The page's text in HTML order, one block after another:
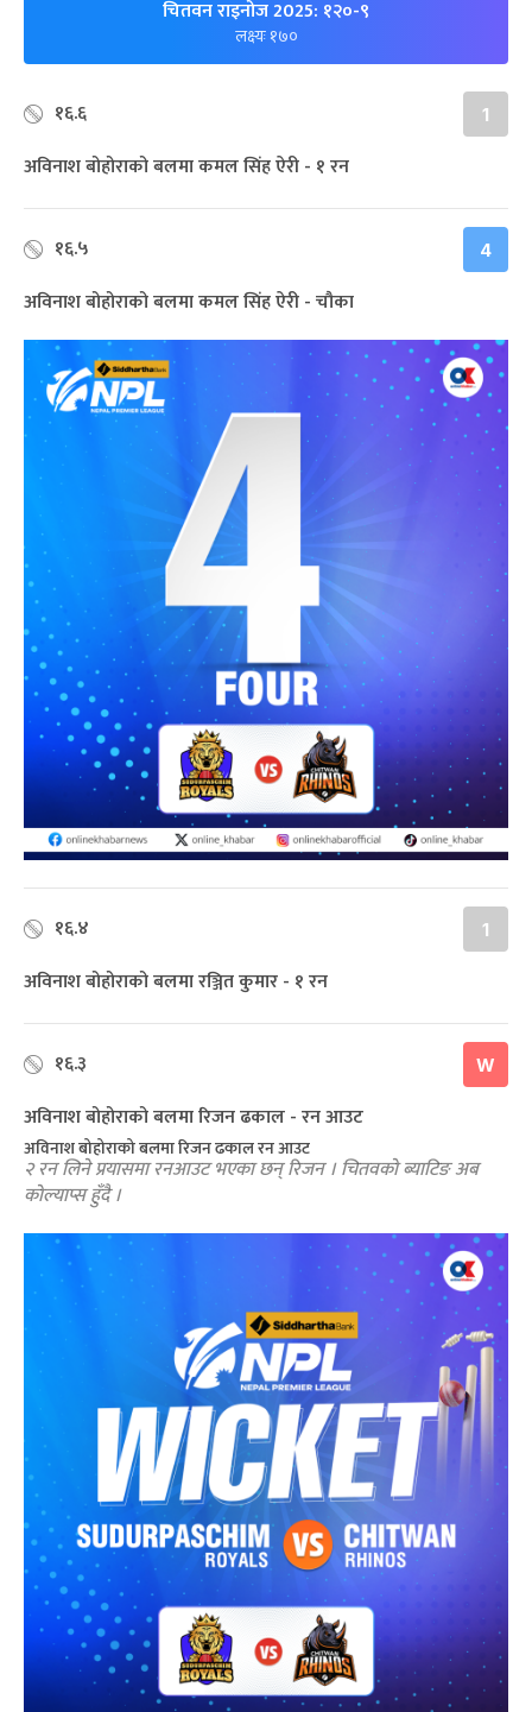
चितवन राइनोज 2025: १२०-९
लक्ष्यः १७०
१६.६ 1
अविनाश बोहोराको बलमा कमल सिंह ऐरी - १ रन
१६.५ 4
अविनाश बोहोराको बलमा कमल सिंह ऐरी - चौका
१६.४ 1
अविनाश बोहोराको बलमा रञ्जित कुमार - १ रन
१६.३ W
अविनाश बोहोराको बलमा रिजन ढकाल - रन आउट
अविनाश बोहोराको बलमा रिजन ढकाल रन आउट
२ रन लिने प्रयासमा रनआउट भएका छन् रिजन । चितवको ब्याटिङ अब
कोल्याप्स हुँदै ।